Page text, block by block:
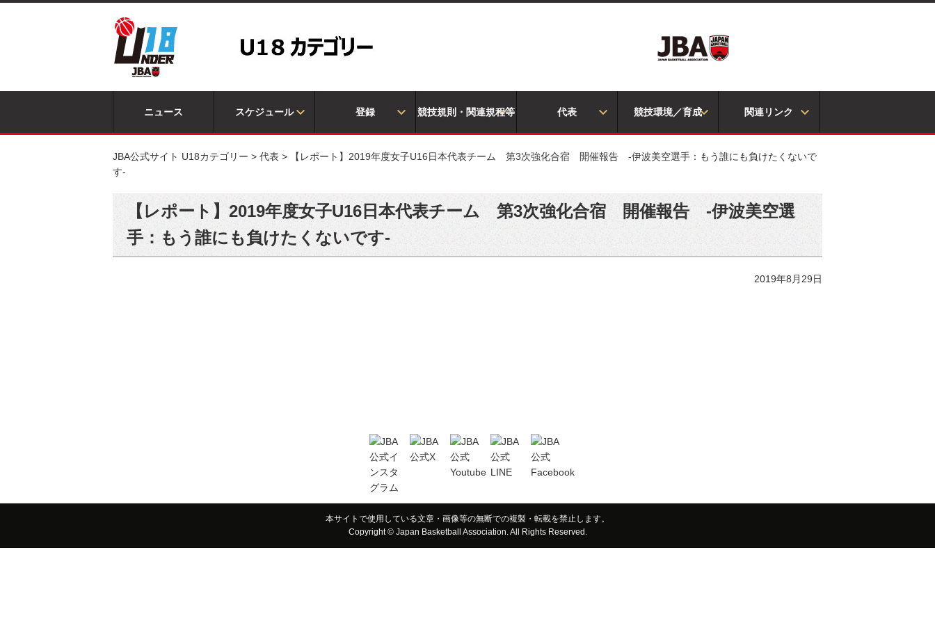
ニュース スケジュール 登録 競技規則・関連規程等 代表 競技環境／育成 関連リンク
JBA公式サイト U18カテゴリー > 代表 >
【レポート】2019年度女子U16日本代表チーム 第3次強化合宿 開催報告 -伊波美空選手：もう誰にも負けたくないで
す-
【レポート】2019年度女子U16日本代表チーム 第3次強化合宿 開催報告 -伊波美空選
手：もう誰にも負けたくないです-
2019年8月29日
本サイトで使用している文章・画像等の無断での複製・転載を禁止します。
Copyright © Japan Basketball Association. All Rights Reserved.